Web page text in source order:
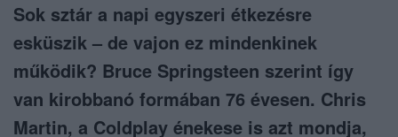
Sok sztár a napi egyszeri étkezésre
esküszik – de vajon ez mindenkinek
működik? Bruce Springsteen szerint így
van kirobbanó formában 76 évesen. Chris
Martin, a Coldplay énekese is azt mondja,